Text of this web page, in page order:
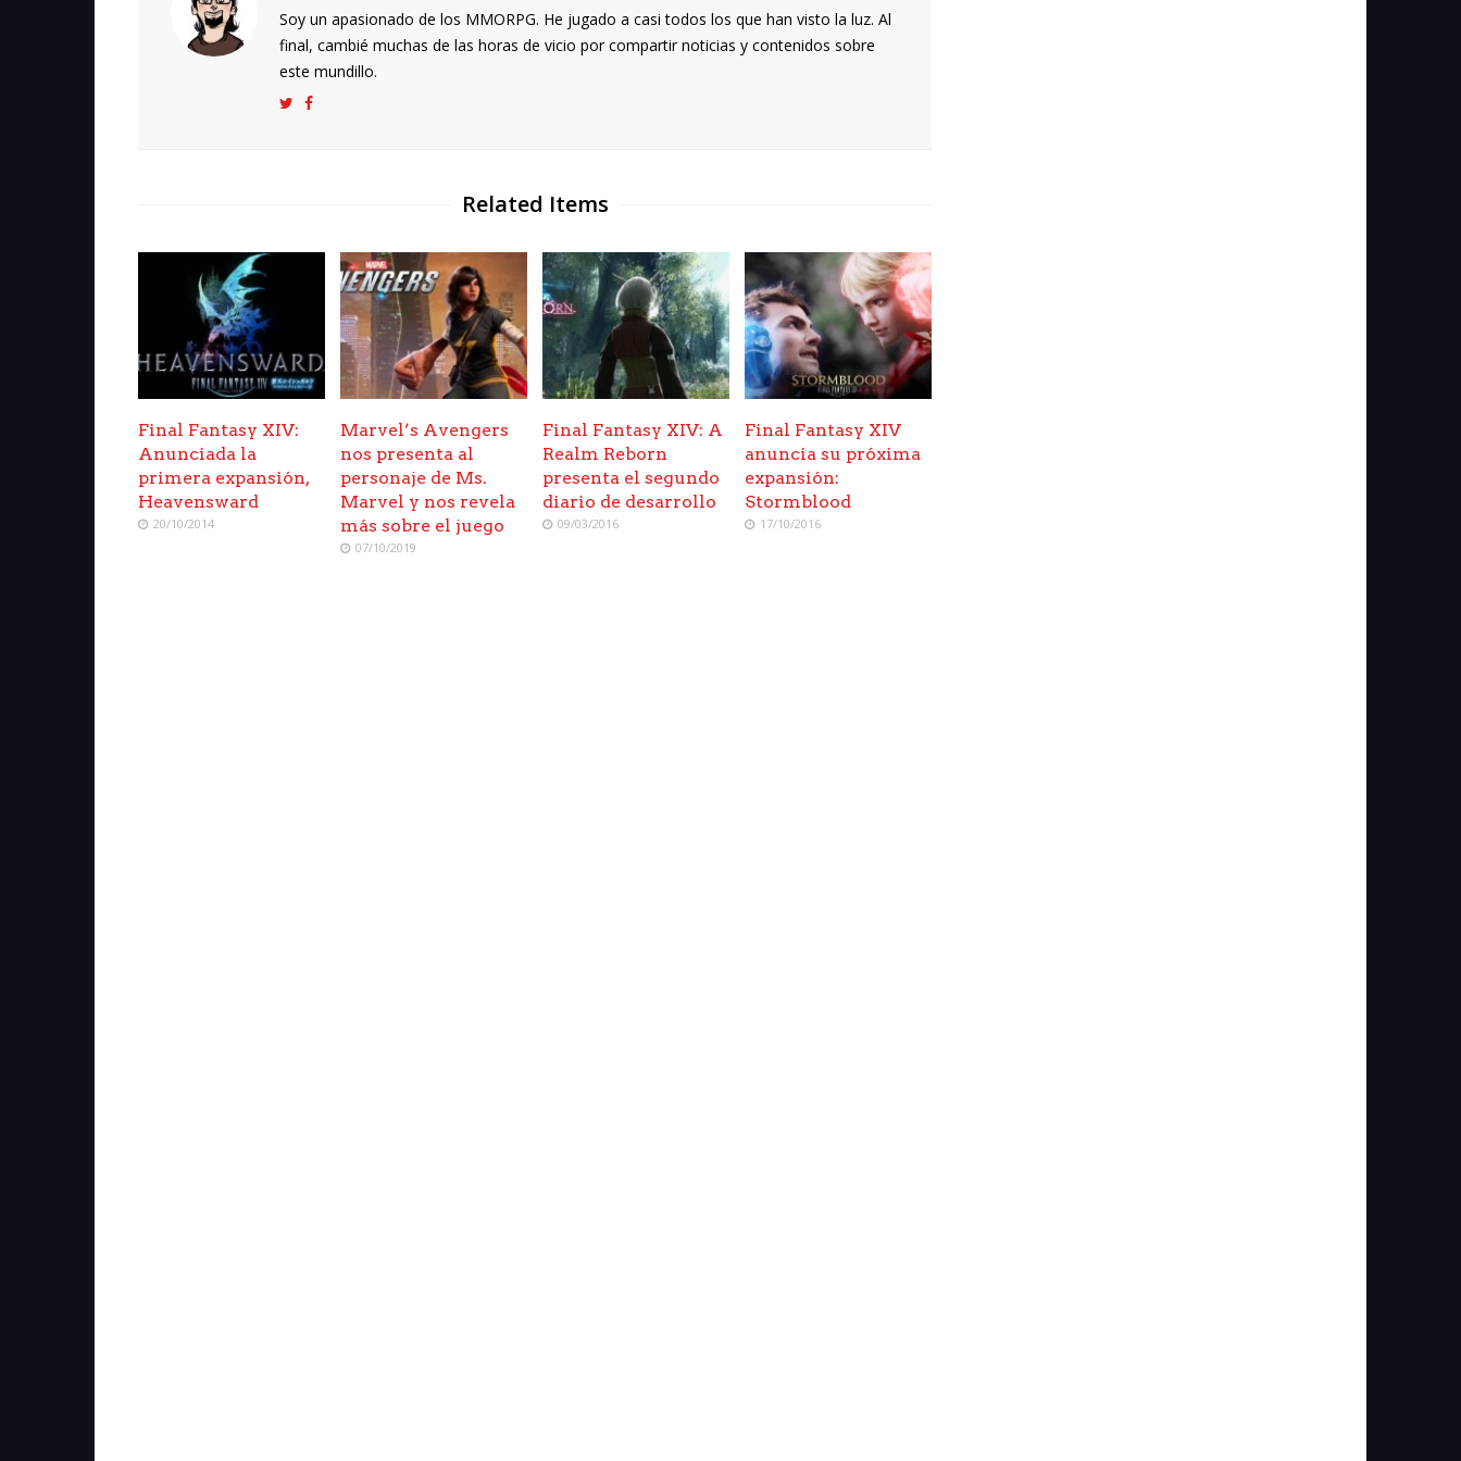
Soy un apasionado de los MMORPG. He jugado a casi todos los que han visto la luz. Al
final, cambié muchas de las horas de vicio por compartir noticias y contenidos sobre
este mundillo.
Related Items
Final Fantasy XIV:
Anunciada la
primera expansión,
Heavensward
20/10/2014
Marvel’s Avengers
nos presenta al
personaje de Ms.
Marvel y nos revela
más sobre el juego
07/10/2019
Final Fantasy XIV: A
Realm Reborn
presenta el segundo
diario de desarrollo
09/03/2016
Final Fantasy XIV
anuncia su próxima
expansión:
Stormblood
17/10/2016